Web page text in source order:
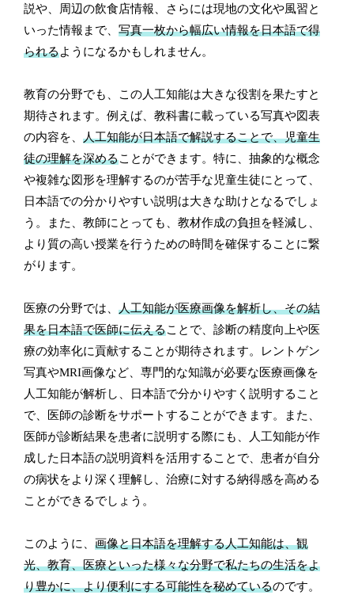
説や、周辺の飲食店情報、さらには現地の文化や風習と
いった情報まで、写真一枚から幅広い情報を日本語で得
られるようになるかもしれません。
教育の分野でも、この人工知能は大きな役割を果たすと
期待されます。例えば、教科書に載っている写真や図表
の内容を、人工知能が日本語で解説することで、児童生
徒の理解を深めることができます。特に、抽象的な概念
や複雑な図形を理解するのが苦手な児童生徒にとって、
日本語での分かりやすい説明は大きな助けとなるでしょ
う。また、教師にとっても、教材作成の負担を軽減し、
より質の高い授業を行うための時間を確保することに繋
がります。
医療の分野では、人工知能が医療画像を解析し、その結
果を日本語で医師に伝えることで、診断の精度向上や医
療の効率化に貢献することが期待されます。レントゲン
写真やMRI画像など、専門的な知識が必要な医療画像を
人工知能が解析し、日本語で分かりやすく説明すること
で、医師の診断をサポートすることができます。また、
医師が診断結果を患者に説明する際にも、人工知能が作
成した日本語の説明資料を活用することで、患者が自分
の病状をより深く理解し、治療に対する納得感を高める
ことができるでしょう。
このように、画像と日本語を理解する人工知能は、観
光、教育、医療といった様々な分野で私たちの生活をよ
り豊かに、より便利にする可能性を秘めているのです。